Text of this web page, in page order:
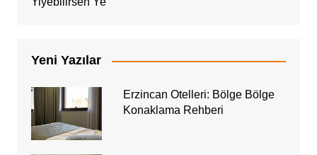
Yeni Yazılar
Erzincan Otelleri: Bölge Bölge
Konaklama Rehberi